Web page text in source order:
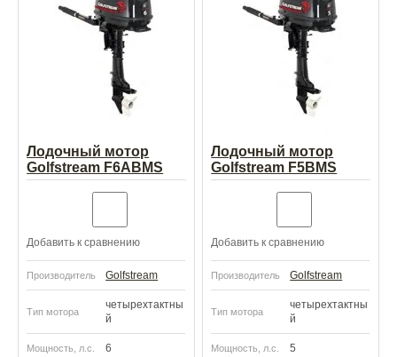
Лодочный мотор
Golfstream F6ABMS
Добавить к сравнению
Производитель Golfstream
Тип мотора
четырехтактны
й
Мощность, л.с. 6
Лодочный мотор
Golfstream F5BMS
Добавить к сравнению
Производитель Golfstream
Тип мотора
четырехтактны
й
Мощность, л.с. 5